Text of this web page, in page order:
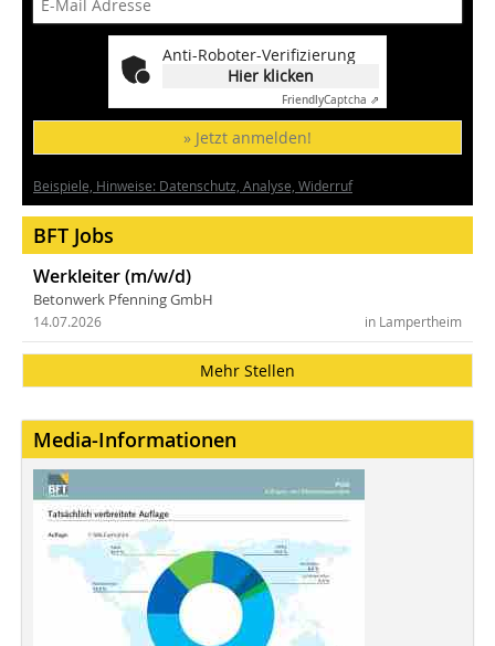
Anti-Roboter-Verifizierung
Hier klicken
FriendlyCaptcha ⇗
» Jetzt anmelden!
Beispiele, Hinweise: Datenschutz, Analyse, Widerruf
BFT Jobs
Werkleiter (m/w/d)
Betonwerk Pfenning GmbH
in Lampertheim
14.07.2026
Mehr Stellen
Media-Informationen